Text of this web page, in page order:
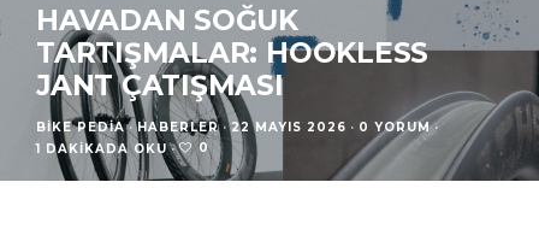
HAVADAN SOĞUK
TARTIŞMALAR: HOOKLESS
JANT ÇATIŞMASI
BIKE PEDIA · HABERLER · 22 MAYIS 2026 · 0 YORUM ·
1 DAKIKADA OKU · 0